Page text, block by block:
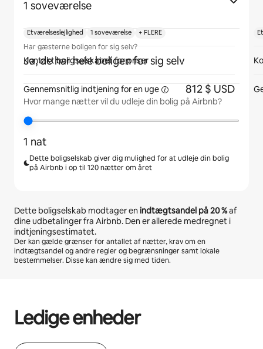
1 soveværelse
Har gæsterne boligen for sig selv?
Ja, de har hele boligen for sig selv
Hvor mange nætter vil du udleje din bolig på Airbnb?
1 nat
Dette boligselskab giver dig mulighed for at udleje din bolig
på Airbnb i op til 120 nætter om året
Dette boligselskab modtager enindtægtsandel på20 %af
dine udbetalinger fra Airbnb. Den er allerede medregnet i
indtjeningsestimatet.
Der kan gælde grænser for antallet af nætter, krav om en
indtægtsandel og andre regler og begrænsninger samt lokale
bestemmelser. Disse kan ændre sig med tiden.
Ledige enheder
Etværelseslejlighed 1 soveværelse + FLERE
Kontakt boligselskabet for priser
Gennemsnitlig indtjening foren uge 812 $ USD